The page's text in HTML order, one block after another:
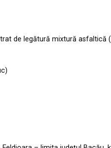
de legătură mixtură asfaltică